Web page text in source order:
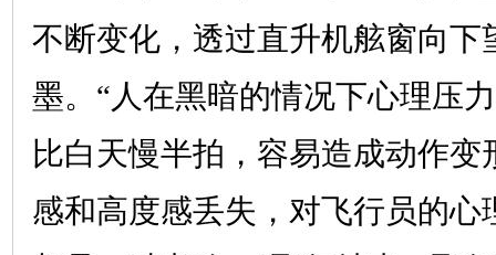
不断变化，透过直升机舷窗向下
墨。“人在黑暗的情况下心理压
比白天慢半拍，容易造成动作变
感和高度感丢失，对飞行员的心